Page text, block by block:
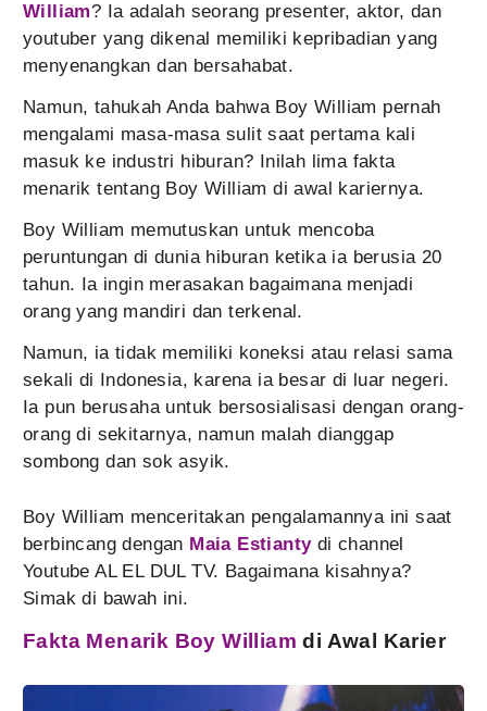
William? Ia adalah seorang presenter, aktor, dan
youtuber yang dikenal memiliki kepribadian yang
menyenangkan dan bersahabat.
Namun, tahukah Anda bahwa Boy William pernah
mengalami masa-masa sulit saat pertama kali
masuk ke industri hiburan? Inilah lima fakta
menarik tentang Boy William di awal kariernya.
Boy William memutuskan untuk mencoba
peruntungan di dunia hiburan ketika ia berusia 20
tahun. Ia ingin merasakan bagaimana menjadi
orang yang mandiri dan terkenal.
Namun, ia tidak memiliki koneksi atau relasi sama
sekali di Indonesia, karena ia besar di luar negeri.
Ia pun berusaha untuk bersosialisasi dengan orang-
orang di sekitarnya, namun malah dianggap
sombong dan sok asyik.
Boy William menceritakan pengalamannya ini saat
berbincang dengan Maia Estiantydi channel
Youtube AL EL DUL TV. Bagaimana kisahnya?
Simak di bawah ini.
Fakta Menarik Boy William di Awal Karier